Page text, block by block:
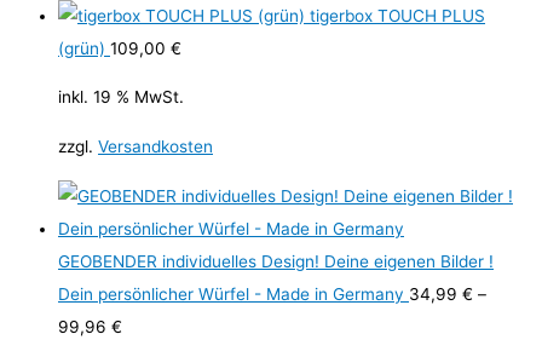
tigerbox TOUCH PLUS
(grün) 109,00 €
inkl. 19 % MwSt.
zzgl. Versandkosten
GEOBENDER individuelles Design! Deine eigenen Bilder !
Dein persönlicher Würfel - Made in Germany 34,99 € –
99,96 €